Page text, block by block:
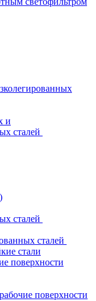
и
сталей
сталей
сталей
стали
поверхности
поверхности